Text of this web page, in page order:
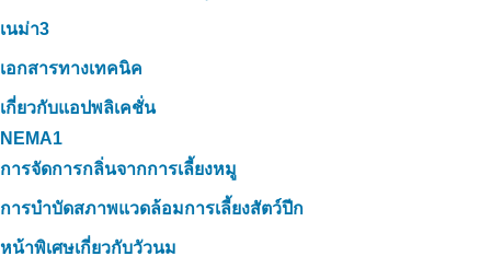
เนม่า3
เอกสารทางเทคนิค
เกี่ยวกับแอปพลิเคชั่น
NEMA1
การจัดการกลิ่นจากการเลี้ยงหมู
การบำบัดสภาพแวดล้อมการเลี้ยงสัตว์ปีก
หน้าพิเศษเกี่ยวกับวัวนม